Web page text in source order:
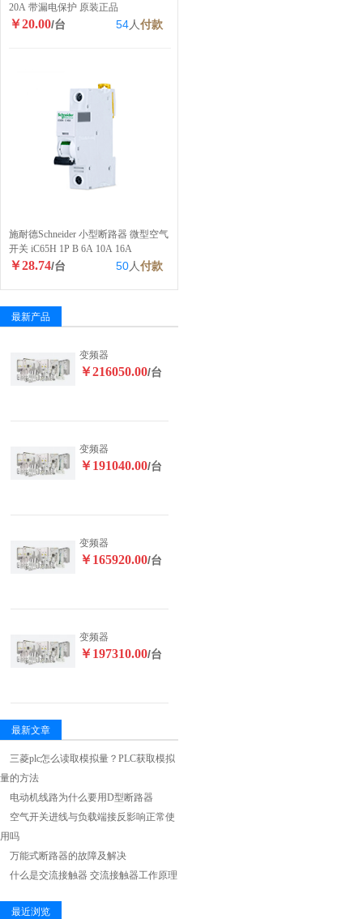
20A 带漏电保护 原装正品
￥20.00/台 54人付款
施耐德Schneider 小型断路器 微型空气
开关 iC65H 1P B 6A 10A 16A
￥28.74/台 50人付款
最新产品
变频器
￥216050.00/台
变频器
￥191040.00/台
变频器
￥165920.00/台
变频器
￥197310.00/台
最新文章
三菱plc怎么读取模拟量？PLC获取模拟
量的方法
电动机线路为什么要用D型断路器
空气开关进线与负载端接反影响正常使
用吗
万能式断路器的故障及解决
什么是交流接触器 交流接触器工作原理
最近浏览